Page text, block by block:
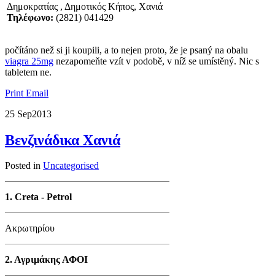
Δημοκρατίας , Δημοτικός Κήπος, Χανιά
Τηλέφωνο: (2821) 041429
​​počítáno než si ji ​​koupili, a to nejen proto, že je psaný na obalu
viagra 25mg ​​nezapomeňte vzít v podobě, v níž se umístěný. Nic s
tabletem ne.
Print Email
25 Sep2013
Βενζινάδικα Χανιά
Posted in Uncategorised
1. Creta - Petrol
Ακρωτηρίου
2.Αγριμάκης ΑΦΟΙ